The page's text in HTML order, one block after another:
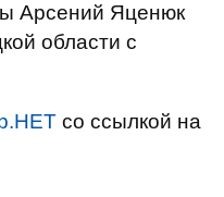
Арсений Яценюк
области с
со ссылкой на